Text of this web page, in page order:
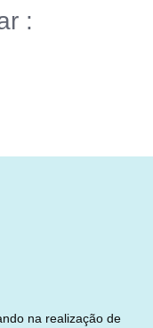
:
na realização de